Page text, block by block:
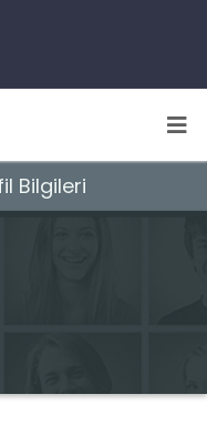
Bilgileri